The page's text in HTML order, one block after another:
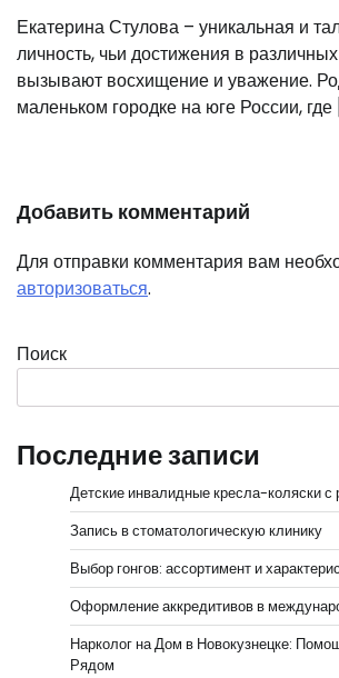
Екатерина Стулова – уникальная и
личность, чьи достижения в
вызывают восхищение и уважение.
маленьком городке на юге России, где
Добавить комментарий
Для отправки комментария вам
авторизоваться.
Поиск
Последние записи
Детские инвалидные кресла-коляски
Запись в стоматологическую клинику
Выбор гонгов: ассортимент и
Оформление аккредитивов в
Нарколог на Дом в Новокузнецке:
Рядом